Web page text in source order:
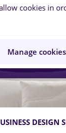
DESIGN
cookies in
Manage cookies